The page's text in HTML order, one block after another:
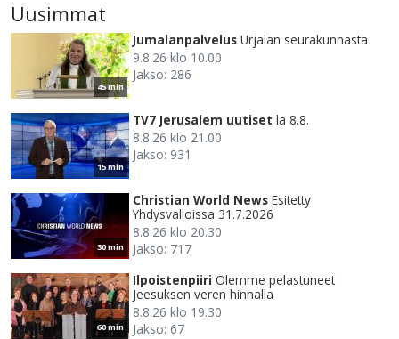
Uusimmat
45 min
Jumalanpalvelus Urjalan seurakunnasta
9.8.26 klo 10.00
Jakso: 286
15 min
TV7 Jerusalem uutiset la 8.8.
8.8.26 klo 21.00
Jakso: 931
30 min
Christian World News Esitetty
Yhdysvalloissa 31.7.2026
8.8.26 klo 20.30
Jakso: 717
60 min
Ilpoistenpiiri Olemme pelastuneet
Jeesuksen veren hinnalla
8.8.26 klo 19.30
Jakso: 67